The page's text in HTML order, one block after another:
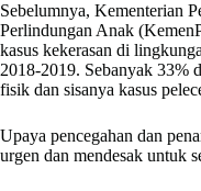
Sebelumnya, Kementerian
Perlindungan Anak
kasus kekerasan di
2018-2019. Sebanyak 33%
fisik dan sisanya kasus
Upaya pencegahan dan
urgen dan mendesak untuk